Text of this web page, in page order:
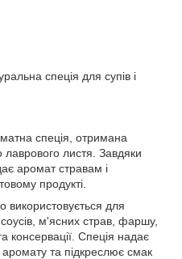
спеція для супів і
спеція, отримана
листя. Завдяки
аромат стравам і
продукті.
для
м'ясних страв, фаршу,
консервації. Спеція надає
та підкреслює смак